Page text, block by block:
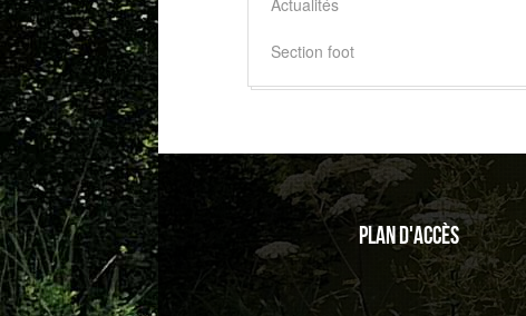
Actualités
Section foot
Plan d'accès